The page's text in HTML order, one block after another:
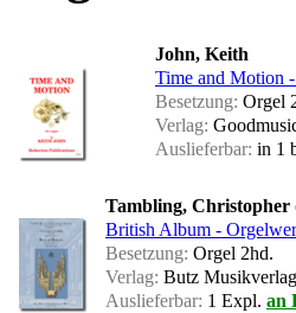
John, Keith
Time and Motion
Besetzung: Orgel
Verlag:
Auslieferbar: in 1
Tambling, Christopher
British Album -
Besetzung: Orgel 2hd.
Verlag: Butz Musikverlag
Auslieferbar: 1 Expl. an